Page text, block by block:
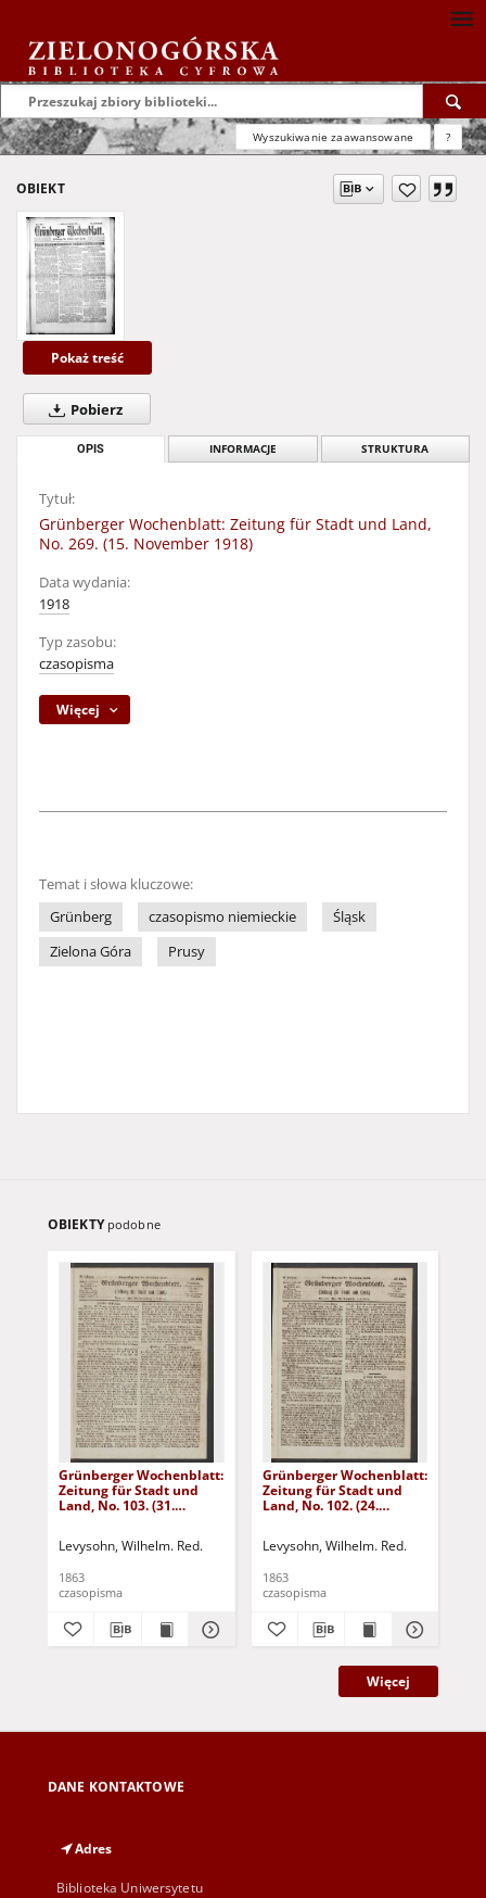
Wyszukiwanie zaawansowane ?
OBIEKT
Pokaż treść
Pobierz
OPIS INFORMACJE STRUKTURA
Tytuł:
Grünberger Wochenblatt: Zeitung für Stadt und Land,
No. 269. (15. November 1918)
Data wydania:
1918
Typ zasobu:
czasopisma
Więcej
Temat i słowa kluczowe:
Grünberg
czasopismo niemieckie
Śląsk
Zielona Góra
Prusy
OBIEKTY podobne
Grünberger Wochenblatt:
Zeitung für Stadt und
Land, No. 103. (31.
Levysohn, Wilhelm. Red.
1863
czasopisma
Grünberger Wochenblatt:
Zeitung für Stadt und
Land, No. 102. (24.
Levysohn, Wilhelm. Red.
1863
czasopisma
Więcej
DANE KONTAKTOWE
Adres
Biblioteka Uniwersytetu